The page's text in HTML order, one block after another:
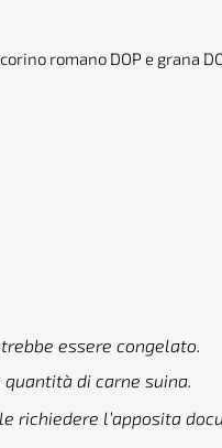
romano DOP e grana
essere congelato.
di carne suina.
richiedere l’apposita